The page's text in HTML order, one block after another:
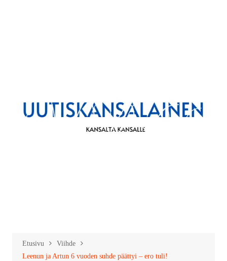
Etusivu
Viihde
Leenun ja Artun 6 vuoden suhde päättyi – ero tuli!